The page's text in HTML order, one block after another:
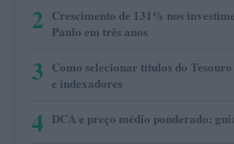
2 Crescimento de 131% nos
Paulo em três anos
3 Como selecionar títulos do
e indexadores
4 DCA e preço médio ponderado: